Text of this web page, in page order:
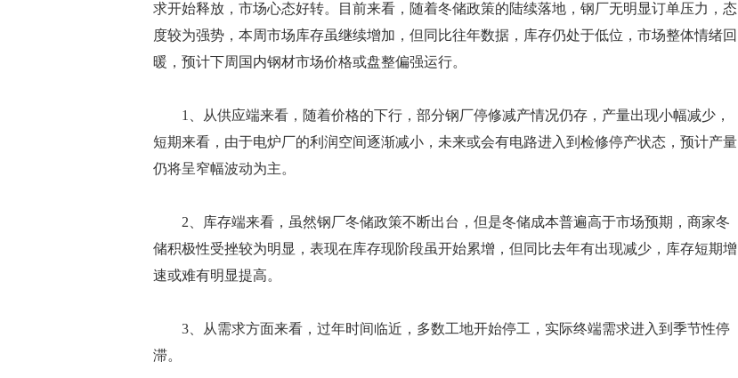
求开始释放，市场心态好转。目前来看，随着冬储政策的陆续落地，钢厂无明显订单压力，态
度较为强势，本周市场库存虽继续增加，但同比往年数据，库存仍处于低位，市场整体情绪回
暖，预计下周国内钢材市场价格或盘整偏强运行。
1、从供应端来看，随着价格的下行，部分钢厂停修减产情况仍存，产量出现小幅减少，
短期来看，由于电炉厂的利润空间逐渐减小，未来或会有电路进入到检修停产状态，预计产量
仍将呈窄幅波动为主。
2、库存端来看，虽然钢厂冬储政策不断出台，但是冬储成本普遍高于市场预期，商家冬
储积极性受挫较为明显，表现在库存现阶段虽开始累增，但同比去年有出现减少，库存短期增
速或难有明显提高。
3、从需求方面来看，过年时间临近，多数工地开始停工，实际终端需求进入到季节性停
滞。